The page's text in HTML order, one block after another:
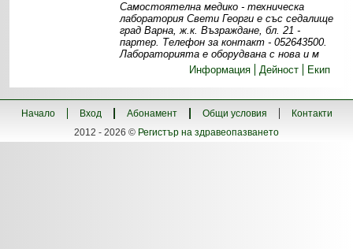
Самостоятелна медико - техническа
лаборатория Свети Георги е със седалище
град Варна, ж.к. Възраждане, бл. 21 -
партер. Телефон за контакт - 052643500.
Лабораторията е оборудвана с нова и м
Информация
Дейност Екип
Начало Вход Абонамент Общи условия
Контакти
2012 - 2026 © Регистър на здравеопазването